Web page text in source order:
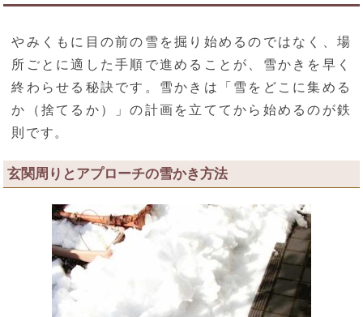
やみくもに目の前の雪を掘り始めるのではなく、場
所ごとに適した手順で進めることが、雪かきを早く
終わらせる秘訣です。雪かきは「雪をどこに集める
か（捨てるか）」の計画を立ててから始めるのが鉄
則です。
玄関周りとアプローチの雪かき方法